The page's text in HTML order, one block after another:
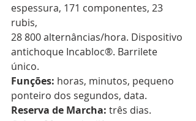
espessura, 171 componentes, 23
rubis,
28 800 alternâncias/hora. Dispositivo
antichoque Incabloc®. Barrilete
único.
Funções: horas, minutos, pequeno
ponteiro dos segundos, data.
Reserva de Marcha: três dias.